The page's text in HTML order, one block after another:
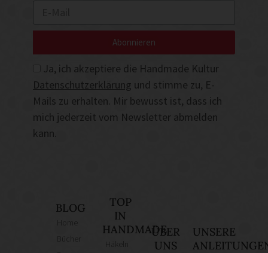
Ja, ich akzeptiere die Handmade Kultur
Datenschutzerklärung und stimme zu, E-
Mails zu erhalten. Mir bewusst ist, dass ich
mich jederzeit vom Newsletter abmelden
kann.
Abonnieren
BLOG
TOP
IN
HANDMADEÜBER
UNS
UNSERE